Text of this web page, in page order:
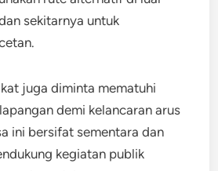
sekitarnya untuk
juga diminta mematuhi
demi kelancaran arus
ini bersifat sementara dan
kegiatan publik